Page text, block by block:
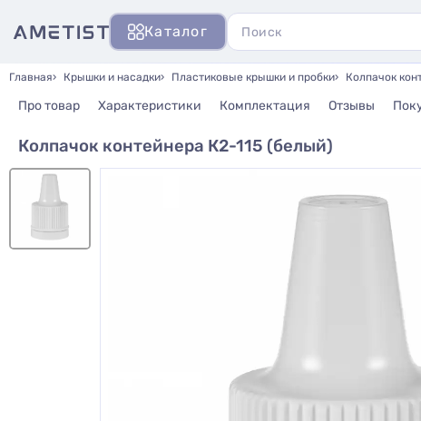
Каталог
Главная Крышки и насадки Пластиковые крышки и пробки Колпачок
Про товар Характеристики Комплектация Отзывы
Колпачок контейнера К2-115 (белый)